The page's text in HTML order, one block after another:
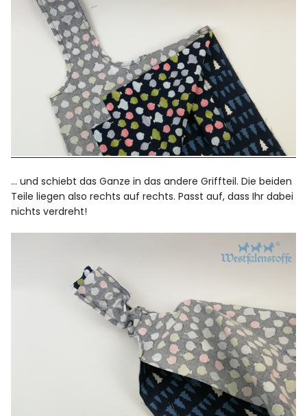
… und schiebt das Ganze in das andere Griffteil. Die beiden
Teile liegen also rechts auf rechts. Passt auf, dass Ihr dabei
nichts verdreht!